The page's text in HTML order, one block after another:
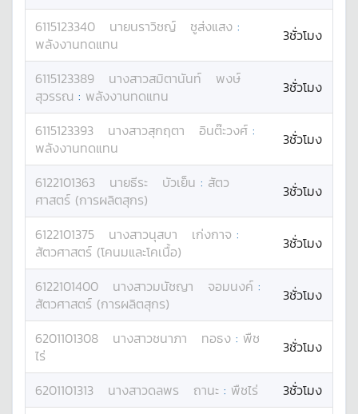
6115123340 นายนราวิชญ์ ชูส่งแสง :
พลังงานทดแทน
3ชั่วโมง
6115123389 นางสาวสมิตานันท์
พงษ์
สุวรรณ : พลังงานทดแทน 3ชั่วโมง
6115123393 นางสาวสุกฤตา อินต๊ะวงศ์ :
พลังงานทดแทน
3ชั่วโมง
6122101363 นายธีระ บัวเย็น : สัตว
ศาสตร์ (การผลิตสุกร)
3ชั่วโมง
6122101375 นางสาวนุสบา เก่งกาจ :
สัตวศาสตร์ (โคนมและโคเนื้อ)
3ชั่วโมง
6122101400 นางสาวมนัชญา จอมนงค์ :
สัตวศาสตร์ (การผลิตสุกร)
3ชั่วโมง
6201101308 นางสาวชนาภา ทอธง : พืช
ไร่
3ชั่วโมง
6201101313 นางสาวดลพร ถานะ : พืชไร่
3ชั่วโมง